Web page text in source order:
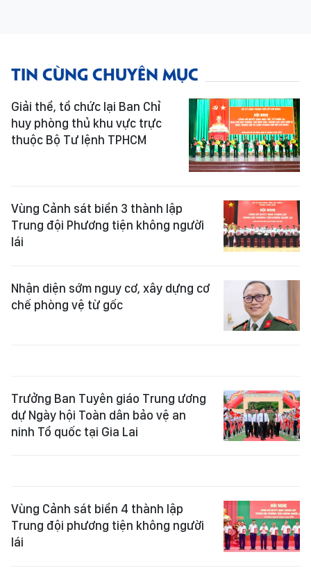
TIN CÙNG CHUYÊN MỤC
Giải thể, tổ chức lại Ban Chỉ
huy phòng thủ khu vực trực
thuộc Bộ Tư lệnh TPHCM
Vùng Cảnh sát biển 3 thành lập
Trung đội Phương tiện không người
lái
Nhận diện sớm nguy cơ, xây dựng cơ
chế phòng vệ từ gốc
Trưởng Ban Tuyên giáo Trung ương
dự Ngày hội Toàn dân bảo vệ an
ninh Tổ quốc tại Gia Lai
Vùng Cảnh sát biển 4 thành lập
Trung đội phương tiện không người
lái